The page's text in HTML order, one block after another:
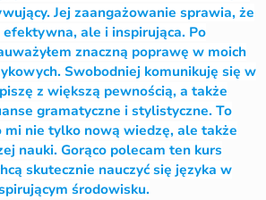
Jej zaangażowanie sprawia, że
ale i inspirująca. Po
znaczną poprawę w moich
Swobodniej komunikuję się w
z większą pewnością, a także
gramatyczne i stylistyczne. To
mi nie tylko nową wiedzę, ale także
nauki. Gorąco polecam ten kurs
skutecznie nauczyć się języka w
środowisku.